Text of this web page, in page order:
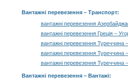
Вантажні перевезення– Транспорт:
вантажні перевезення
вантажні перевезення Греція –
вантажні перевезення Туреччина
вантажні перевезення Туреччина
вантажні перевезення Туреччина
Вантажні перевезення – Вантажі: